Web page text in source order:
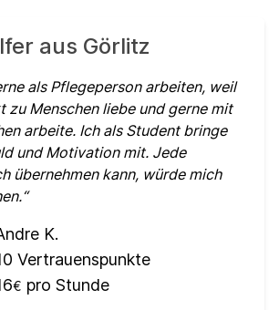
aus Görlitz
als Pflegeperson arbeiten, weil
zu Menschen liebe und gerne mit
arbeite. Ich als Student bringe
und Motivation mit. Jede
übernehmen kann, würde mich
K.
Vertrauenspunkte
€ pro Stunde